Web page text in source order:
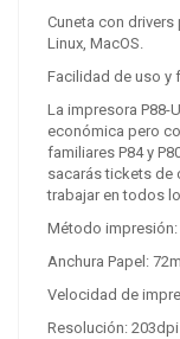
Cuneta con drivers
Linux, MacOS.
Facilidad de uso y
La impresora P88-
económica pero
familiares P84 y
sacarás tickets de
trabajar en todos
Método
Anchura Papel:
Velocidad de
Resolución: 203dpi